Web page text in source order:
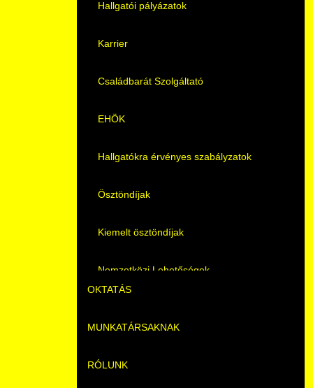
Hallgatói pályázatok
Karrier
Családbarát Szolgáltató
EHÖK
Hallgatókra érvényes szabályzatok
Ösztöndíjak
Kiemelt ösztöndíjak
Nemzetközi Lehetőségek
OKTATÁS
Képzéseink
Duális képzés
MUNKATÁRSAKNAK
Képzéseink
RÓLUNK